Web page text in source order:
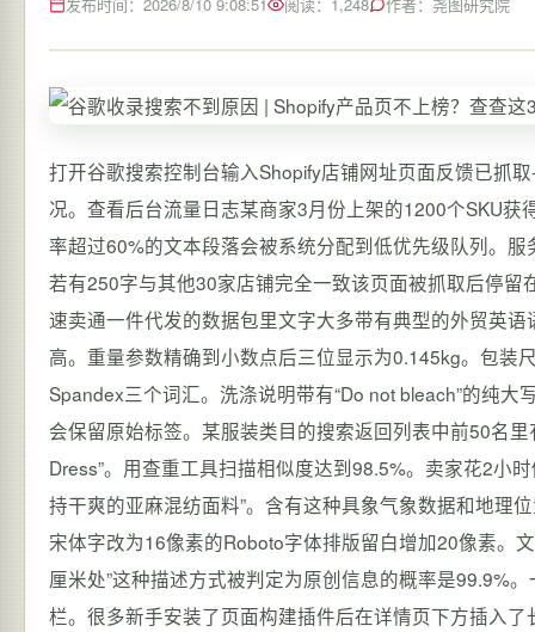
打开谷歌搜索控制台输入Shopify店铺网址页面反馈已抓
况。查看后台流量日志某商家3月份上架的1200个SKU
率超过60%的文本段落会被系统分配到低优先级队列。
若有250字与其他30家店铺完全一致该页面被抓取后停
速卖通一件代发的数据包里文字大多带有典型的外贸英
高。重量参数精确到小数点后三位显示为0.145kg。包装
Spandex三个词汇。洗涤说明带有“Do not bleach”的纯
会保留原始标签。某服装类目的搜索返回列表中前50名
Dress”。用查重工具扫描相似度达到98.5%。卖家花2小
持干爽的亚麻混纺面料”。含有这种具象气象数据和地理
宋体字改为16像素的Roboto字体排版留白增加20像素。
厘米处”这种描述方式被判定为原创信息的概率是99.9%
栏。很多新手安装了页面构建插件后在详情页下方插入